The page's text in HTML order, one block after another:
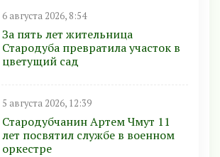
6 августа 2026, 8:54
За пять лет жительница
Стародуба превратила участок в
цветущий сад
5 августа 2026, 12:39
Стародубчанин Артем Чмут 11
лет посвятил службе в военном
оркестре